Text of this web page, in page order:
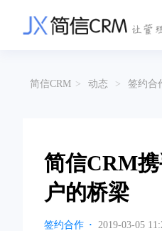
营销云
从营销获客到商机转
渠道云
挖现有客户价值
传媒文娱
传媒企业自身由
帮助文档
以CRM产品为
关于简信
简信CRM > 动态 > 签约合
简信CRM
户的桥梁 ​
签约合作 · 2019-03-05